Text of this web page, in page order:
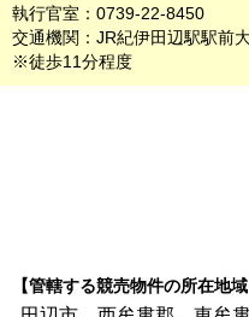
執行官室：0739-22-8450
交通機関：JR紀伊田辺駅駅前
※徒歩11分程度
【管轄する競売物件の所在地域